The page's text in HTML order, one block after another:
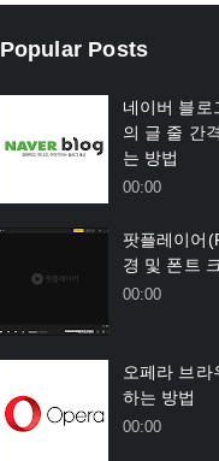
Popular Posts
네이버 블로
의 글 줄 간
는 방법
00:00
팟플레이어
경 및 폰트
00:00
오페라 브
하는 방법
00:00